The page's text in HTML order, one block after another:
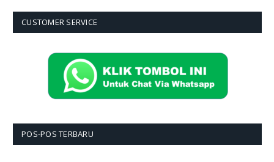
CUSTOMER SERVICE
POS-POS TERBARU